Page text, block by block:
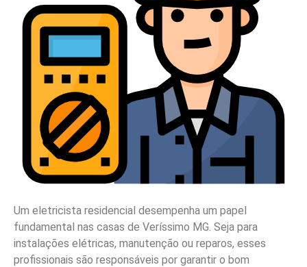
Um eletricista residencial desempenha um papel
fundamental nas casas de Veríssimo MG. Seja para
instalações elétricas, manutenção ou reparos, esses
profissionais são responsáveis por garantir o bom